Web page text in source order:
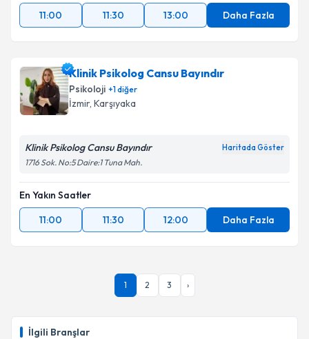
İlgili Branşlar
11:00
11:30 13:00 Daha Fazla
Klinik Psikolog Cansu Bayındır
Psikoloji +1diğer
İzmir, Karşıyaka
Klinik Psikolog Cansu Bayındır Haritada Göster
1716 Sok. No:5 Daire:1 Tuna Mah.
En Yakın Saatler
11:00
11:30 12:00 Daha Fazla
1 2 3 ›